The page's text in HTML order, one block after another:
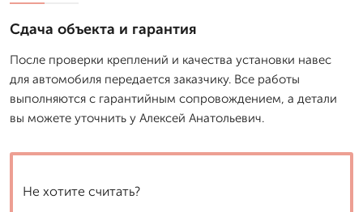
Сдача объекта и гарантия
После проверки креплений и качества установки навес
для автомобиля передается заказчику. Все работы
выполняются с гарантийным сопровождением, а детали
вы можете уточнить у Алексей Анатольевич.
Не хотите считать?